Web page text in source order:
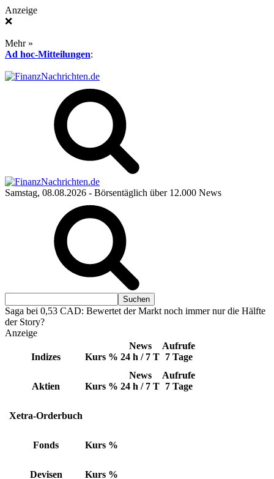
Anzeige
❌
Mehr »
Ad hoc-Mitteilungen:
Samstag, 08.08.2026 - Börsentäglich über 12.000 News
Saga bei 0,53 CAD: Bewertet der Markt noch immer nur die Hälfte
der Story?
Anzeige
Indizes Kurs %
News
24 h / 7 T
Aufrufe
7 Tage
Aktien Kurs %
News
24 h / 7 T
Aufrufe
7 Tage
Xetra-Orderbuch
Fonds Kurs %
Devisen Kurs %